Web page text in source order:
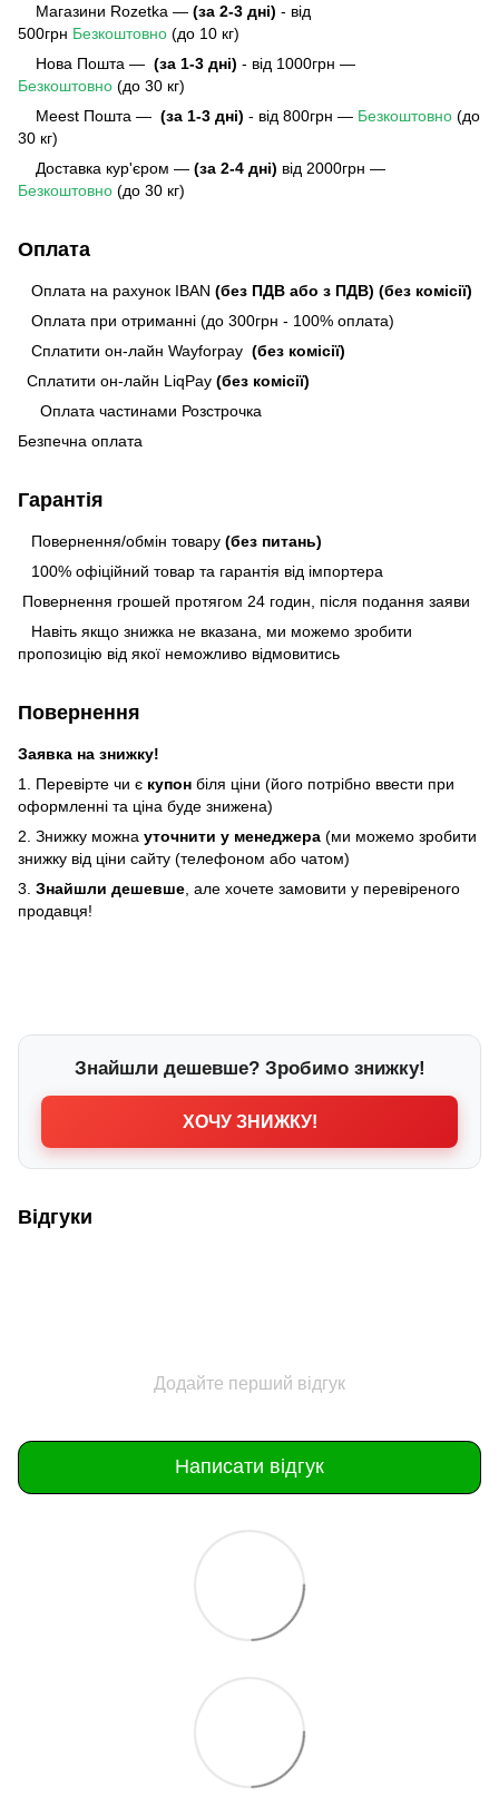
Магазини Rozetka — (за 2-3 дні) - від
500грн Безкоштовно (до 10 кг)
Нова Пошта — (за 1-3 дні) - від 1000грн —
Безкоштовно (до 30 кг)
Meest Пошта — (за 1-3 дні) - від 800грн — Безкоштовно (до
30 кг)
Доставка кур'єром — (за 2-4 дні) від 2000грн —
Безкоштовно (до 30 кг)
Оплата
Оплата на рахунок IBAN (без ПДВ або з ПДВ) (без комісії)
Оплата при отриманні (до 300грн - 100% оплата)
Сплатити он-лайн Wayforpay (без комісії)
Сплатити он-лайн LiqPay (без комісії)
Оплата частинами Розстрочка
Безпечна оплата
Гарантія
Повернення/обмін товару (без питань)
100% офіційний товар та гарантія від імпортера
Повернення грошей протягом 24 годин, після подання заяви
Навіть якщо знижка не вказана, ми можемо зробити
пропозицію від якої неможливо відмовитись
Повернення
Заявка на знижку!
1. Перевірте чи є купон біля ціни (його потрібно ввести при
оформленні та ціна буде знижена)
2. Знижку можна уточнити у менеджера (ми можемо зробити
знижку від ціни сайту (телефоном або чатом)
3. Знайшли дешевше , але хочете замовити у перевіреного
продавця!
Знайшли дешевше? Зробимо знижку!
ХОЧУ ЗНИЖКУ!
Відгуки
Додайте перший відгук
Написати відгук